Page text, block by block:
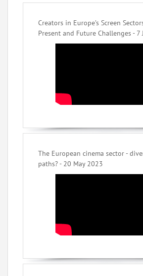
Creators in Europe’s Screen
Present and Future Challenges - 7
The European cinema sector -
paths? - 20 May 2023